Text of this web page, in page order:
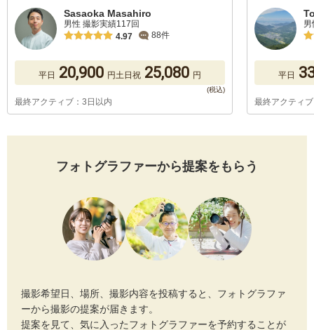
Sasaoka Masahiro
男性 撮影実績117回
4.97
88件
平日 20,900 円土日祝 25,080 円
最終アクティブ：3日以内
平日
最終アクティ
フォトグラファーから提案をもらう
撮影希望日、場所、撮影内容を投稿すると、フォトグラファ
ーから撮影の提案が届きます。
提案を見て、気に入ったフォトグラファーを予約することが